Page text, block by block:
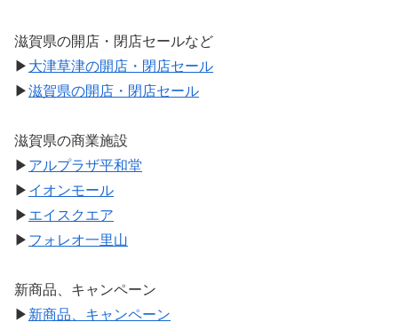
滋賀県の開店・閉店セールなど
▶ 大津草津の開店・閉店セール
▶滋賀県の開店・閉店セール
滋賀県の商業施設
▶ アルプラザ平和堂
▶ イオンモール
▶ エイスクエア
▶ フォレオ一里山
新商品、キャンペーン
▶ 新商品、キャンペーン